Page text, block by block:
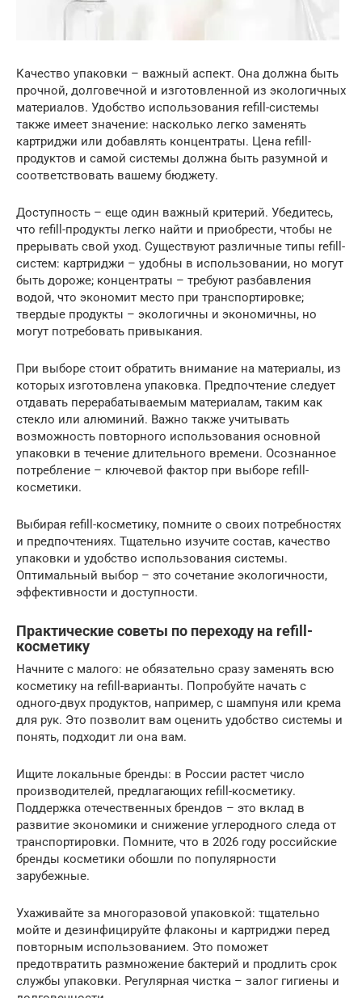
Качество упаковки – важный аспект. Она должна быть
прочной, долговечной и изготовленной из экологичных
материалов. Удобство использования refill-системы
также имеет значение: насколько легко заменять
картриджи или добавлять концентраты. Цена refill-
продуктов и самой системы должна быть разумной и
соответствовать вашему бюджету.
Доступность – еще один важный критерий. Убедитесь,
что refill-продукты легко найти и приобрести, чтобы не
прерывать свой уход. Существуют различные типы refill-
систем: картриджи – удобны в использовании, но могут
быть дороже; концентраты – требуют разбавления
водой, что экономит место при транспортировке;
твердые продукты – экологичны и экономичны, но
могут потребовать привыкания.
При выборе стоит обратить внимание на материалы, из
которых изготовлена упаковка. Предпочтение следует
отдавать перерабатываемым материалам, таким как
стекло или алюминий. Важно также учитывать
возможность повторного использования основной
упаковки в течение длительного времени. Осознанное
потребление – ключевой фактор при выборе refill-
косметики.
Выбирая refill-косметику, помните о своих потребностях
и предпочтениях. Тщательно изучите состав, качество
упаковки и удобство использования системы.
Оптимальный выбор – это сочетание экологичности,
эффективности и доступности.
Практические советы по переходу на refill-
косметику
Начните с малого: не обязательно сразу заменять всю
косметику на refill-варианты. Попробуйте начать с
одного-двух продуктов, например, с шампуня или крема
для рук. Это позволит вам оценить удобство системы и
понять, подходит ли она вам.
Ищите локальные бренды: в России растет число
производителей, предлагающих refill-косметику.
Поддержка отечественных брендов – это вклад в
развитие экономики и снижение углеродного следа от
транспортировки. Помните, что в 2026 году российские
бренды косметики обошли по популярности
зарубежные.
Ухаживайте за многоразовой упаковкой: тщательно
мойте и дезинфицируйте флаконы и картриджи перед
повторным использованием. Это поможет
предотвратить размножение бактерий и продлить срок
службы упаковки. Регулярная чистка – залог гигиены и